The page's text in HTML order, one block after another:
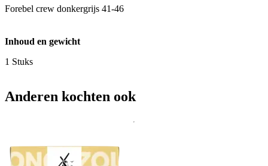
Forebel crew donkergrijs 41-46
Inhoud en gewicht
1 Stuks
Anderen kochten ook